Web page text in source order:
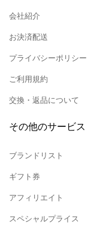
会社紹介
お決済配送
プライバシーポリシー
ご利用規約
交換・返品について
その他のサービス
ブランドリスト
ギフト券
アフィリエイト
スペシャルプライス